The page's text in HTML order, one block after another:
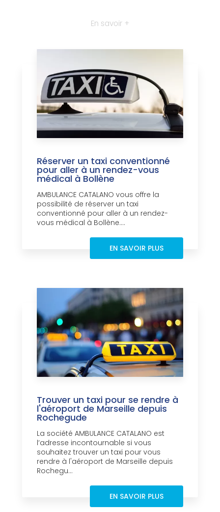
En savoir +
Réserver un taxi conventionné
pour aller à un rendez-vous
médical à Bollène
AMBULANCE CATALANO vous offre la
possibilité de réserver un taxi
conventionné pour aller à un rendez-
vous médical à Bollène....
EN SAVOIR PLUS
Trouver un taxi pour se rendre à
l'aéroport de Marseille depuis
Rochegude
La société AMBULANCE CATALANO est
l’adresse incontournable si vous
souhaitez trouver un taxi pour vous
rendre à l'aéroport de Marseille depuis
Rochegu...
EN SAVOIR PLUS